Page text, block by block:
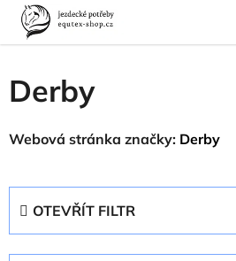
Přejít
obsah
Domů
Prodávané značky
Derby
Webová stránka značky: Derby
OTEVŘÍT FILTR